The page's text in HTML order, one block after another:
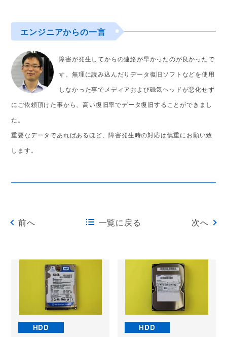
エンジニアからの一言
障害が発生してからの連絡が早かったのが良かったで
す。無理に読み込んだりデータ復旧ソフトなどを使用
しなかった事でメディアおよび磁気ヘッドが悪化せず
にご依頼頂けた事から、高い復旧率でデータ復旧することができまし
た。
重要なデータであればあるほど、障害発生時の対応は慎重にお願い致
します。
前へ 一覧に戻る 次へ
HDD HDD